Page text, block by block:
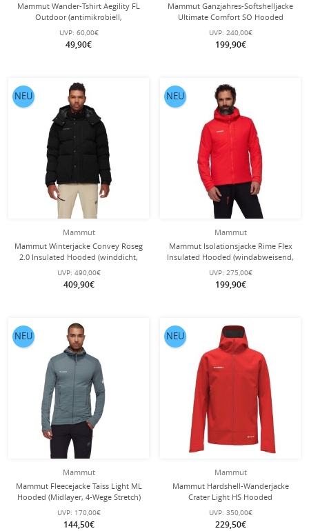
Mammut Wander-Tshirt Aegility FL
Outdoor (antimikrobiell,
stretchfähig) gelb Herren
UVP: 60,00€
49,90€
Mammut Ganzjahres-Softshelljacke
Ultimate Comfort SO Hooded
(winddicht) dunkelgrün Herren
UVP: 240,00€
199,90€
Mammut
Mammut Winterjacke Convey Roseg
2.0 Insulated Hooded (winddicht,
warm) schwarz Herren
UVP: 490,00€
409,90€
NEU
Mammut
Mammut Isolationsjacke Rime Flex
Insulated Hooded (windabweisend,
wasserabweisend) rot Herren
UVP: 275,00€
199,90€
NEU
Mammut
Mammut Fleecejacke Taiss Light ML
Hooded (Midlayer, 4-Wege Stretch)
grau Herren
UVP: 170,00€
144,50€
NEU
Mammut
Mammut Hardshell-Wanderjacke
Crater Light HS Hooded
(wasserdicht, atmungsaktiv) rot
Herren
UVP: 350,00€
229,50€
NEU